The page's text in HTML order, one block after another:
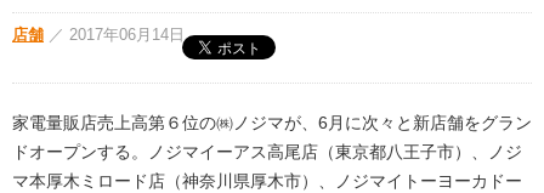
店舗 ／ 2017年06月14日
家電量販店売上高第６位の㈱ノジマが、6月に次々と新店舗をグラン
ドオープンする。ノジマイーアス高尾店（東京都八王子市）、ノジ
マ本厚木ミロード店（神奈川県厚木市）、ノジマイトーヨーカドー